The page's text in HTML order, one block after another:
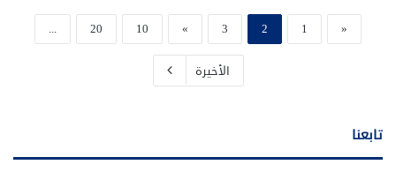
«
1
2
3
»
10
20
...
الأخيرة
تابعنا